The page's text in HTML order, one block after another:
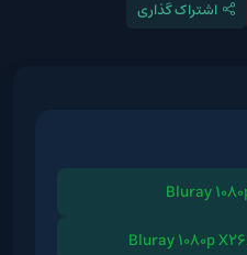
اشتراک گذاری